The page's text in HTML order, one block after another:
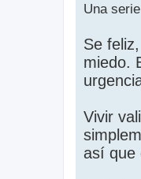
Una
Se
miedo.
Vivir
así que